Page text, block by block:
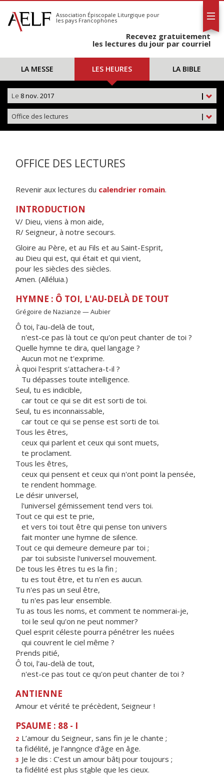
S'abonner
Calendrier
Association Épiscopale Liturgique pour
les pays Francophones
Recevez gratuitement
les lectures du jour par courriel
LA MESSE LES HEURES LA BIBLE
|
Le 8 nov. 2017
|
Office des lectures
OFFICE DES LECTURES
Revenir aux lectures du calendrier romain.
INTRODUCTION
V/ Dieu, viens à mon aide,
R/ Seigneur, à notre secours.
Gloire au Père, et au Fils et au Saint-Esprit,
au Dieu qui est, qui était et qui vient,
pour les siècles des siècles.
Amen. (Alléluia.)
HYMNE : Ô TOI, L'AU-DELÀ DE TOUT
Grégoire de Nazianze — Aubier
Ô toi, l'au-delà de tout,
n'est-ce pas là tout ce qu'on peut chanter de toi ?
Quelle hymne te dira, quel langage ?
Aucun mot ne t'exprime.
À quoi l'esprit s'attachera-t-il ?
Tu dépasses toute intelligence.
Seul, tu es indicible,
car tout ce qui se dit est sorti de toi.
Seul, tu es inconnaissable,
car tout ce qui se pense est sorti de toi.
Tous les êtres,
ceux qui parlent et ceux qui sont muets,
te proclament.
Tous les êtres,
ceux qui pensent et ceux qui n'ont point la pensée,
te rendent hommage.
Le désir universel,
l'universel gémissement tend vers toi.
Tout ce qui est te prie,
et vers toi tout être qui pense ton univers
fait monter une hymne de silence.
Tout ce qui demeure demeure par toi ;
par toi subsiste l'universel mouvement.
De tous les êtres tu es la fin ;
tu es tout être, et tu n'en es aucun.
Tu n'es pas un seul être,
tu n'es pas leur ensemble.
Tu as tous les noms, et comment te nommerai-je,
toi le seul qu'on ne peut nommer?
Quel esprit céleste pourra pénétrer les nuées
qui couvrent le ciel même ?
Prends pitié,
Ô toi, l'au-delà de tout,
n'est-ce pas tout ce qu'on peut chanter de toi ?
ANTIENNE
Amour et vérité te précèdent, Seigneur !
PSAUME : 88 - I
2 L’amour du Seigneur, sans fn je le chante ;
ta fidélité, je l’annonce d’âge en âge.
3 Je le dis : C’est un amour bâti pour toujours ;
ta fidélité est plus stable que les cieux.